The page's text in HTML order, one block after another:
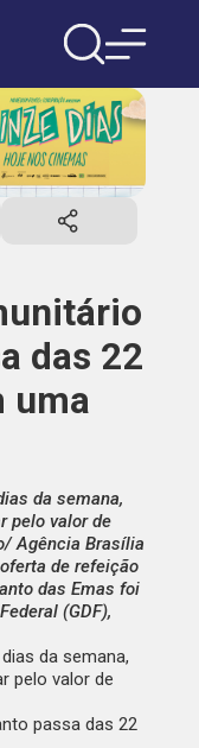
das 22
uma
da semana,
pelo valor de
Agência Brasília
de refeição
das Emas foi
(GDF),
da semana,
pelo valor de